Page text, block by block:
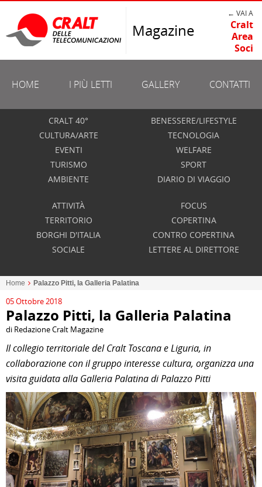
Magazine
← VAI A
Cralt
Area
Soci
HOME I PIÙ LETTI GALLERY CONTATTI
CRALT 40°
CULTURA/ARTE
EVENTI
TURISMO
AMBIENTE
BENESSERE/LIFESTYLE
TECNOLOGIA
WELFARE
SPORT
DIARIO DI VIAGGIO
ATTIVITÀ
TERRITORIO
BORGHI D'ITALIA
SOCIALE
FOCUS
COPERTINA
CONTRO COPERTINA
LETTERE AL DIRETTORE
Home Palazzo Pitti, la Galleria Palatina
05 Ottobre 2018
Palazzo Pitti, la Galleria Palatina
di Redazione Cralt Magazine
Il collegio territoriale del Cralt Toscana e Liguria, in
collaborazione con il gruppo interesse cultura, organizza una
visita guidata alla Galleria Palatina di Palazzo Pitti